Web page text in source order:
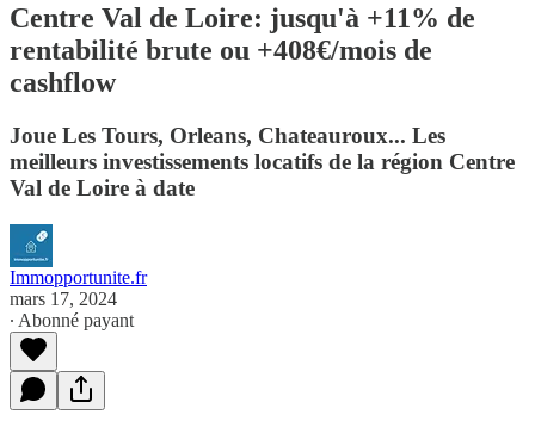
Centre Val de Loire: jusqu'à +11% de
rentabilité brute ou +408€/mois de
cashflow
Joue Les Tours, Orleans, Chateauroux... Les
meilleurs investissements locatifs de la région Centre
Val de Loire à date
Immopportunite.fr
mars 17, 2024
∙ Abonné payant